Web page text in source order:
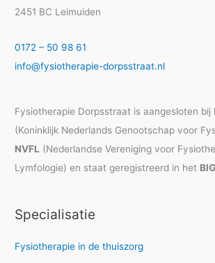
2451 BC Leimuiden
0172 – 50 98 61
info@fysiotherapie-dorpsstraat.nl
Fysiotherapie Dorpsstraat is aangesloten bij
(Koninklijk Nederlands Genootschap voor
NVFL (Nederlandse Vereniging voor
Lymfologie) en staat geregistreerd in het
Specialisatie
Fysiotherapie in de thuiszorg